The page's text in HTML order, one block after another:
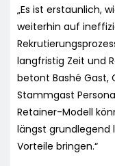
„Es ist erstaunlich,
weiterhin auf
langfristig Zeit und
betont Bashé Gast,
Stammgast
Retainer-Modell
längst grundlegend
Vorteile bringen.“